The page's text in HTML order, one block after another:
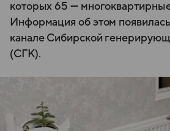
которых 65 —
Информация об этом
канале Сибирской
(СГК).